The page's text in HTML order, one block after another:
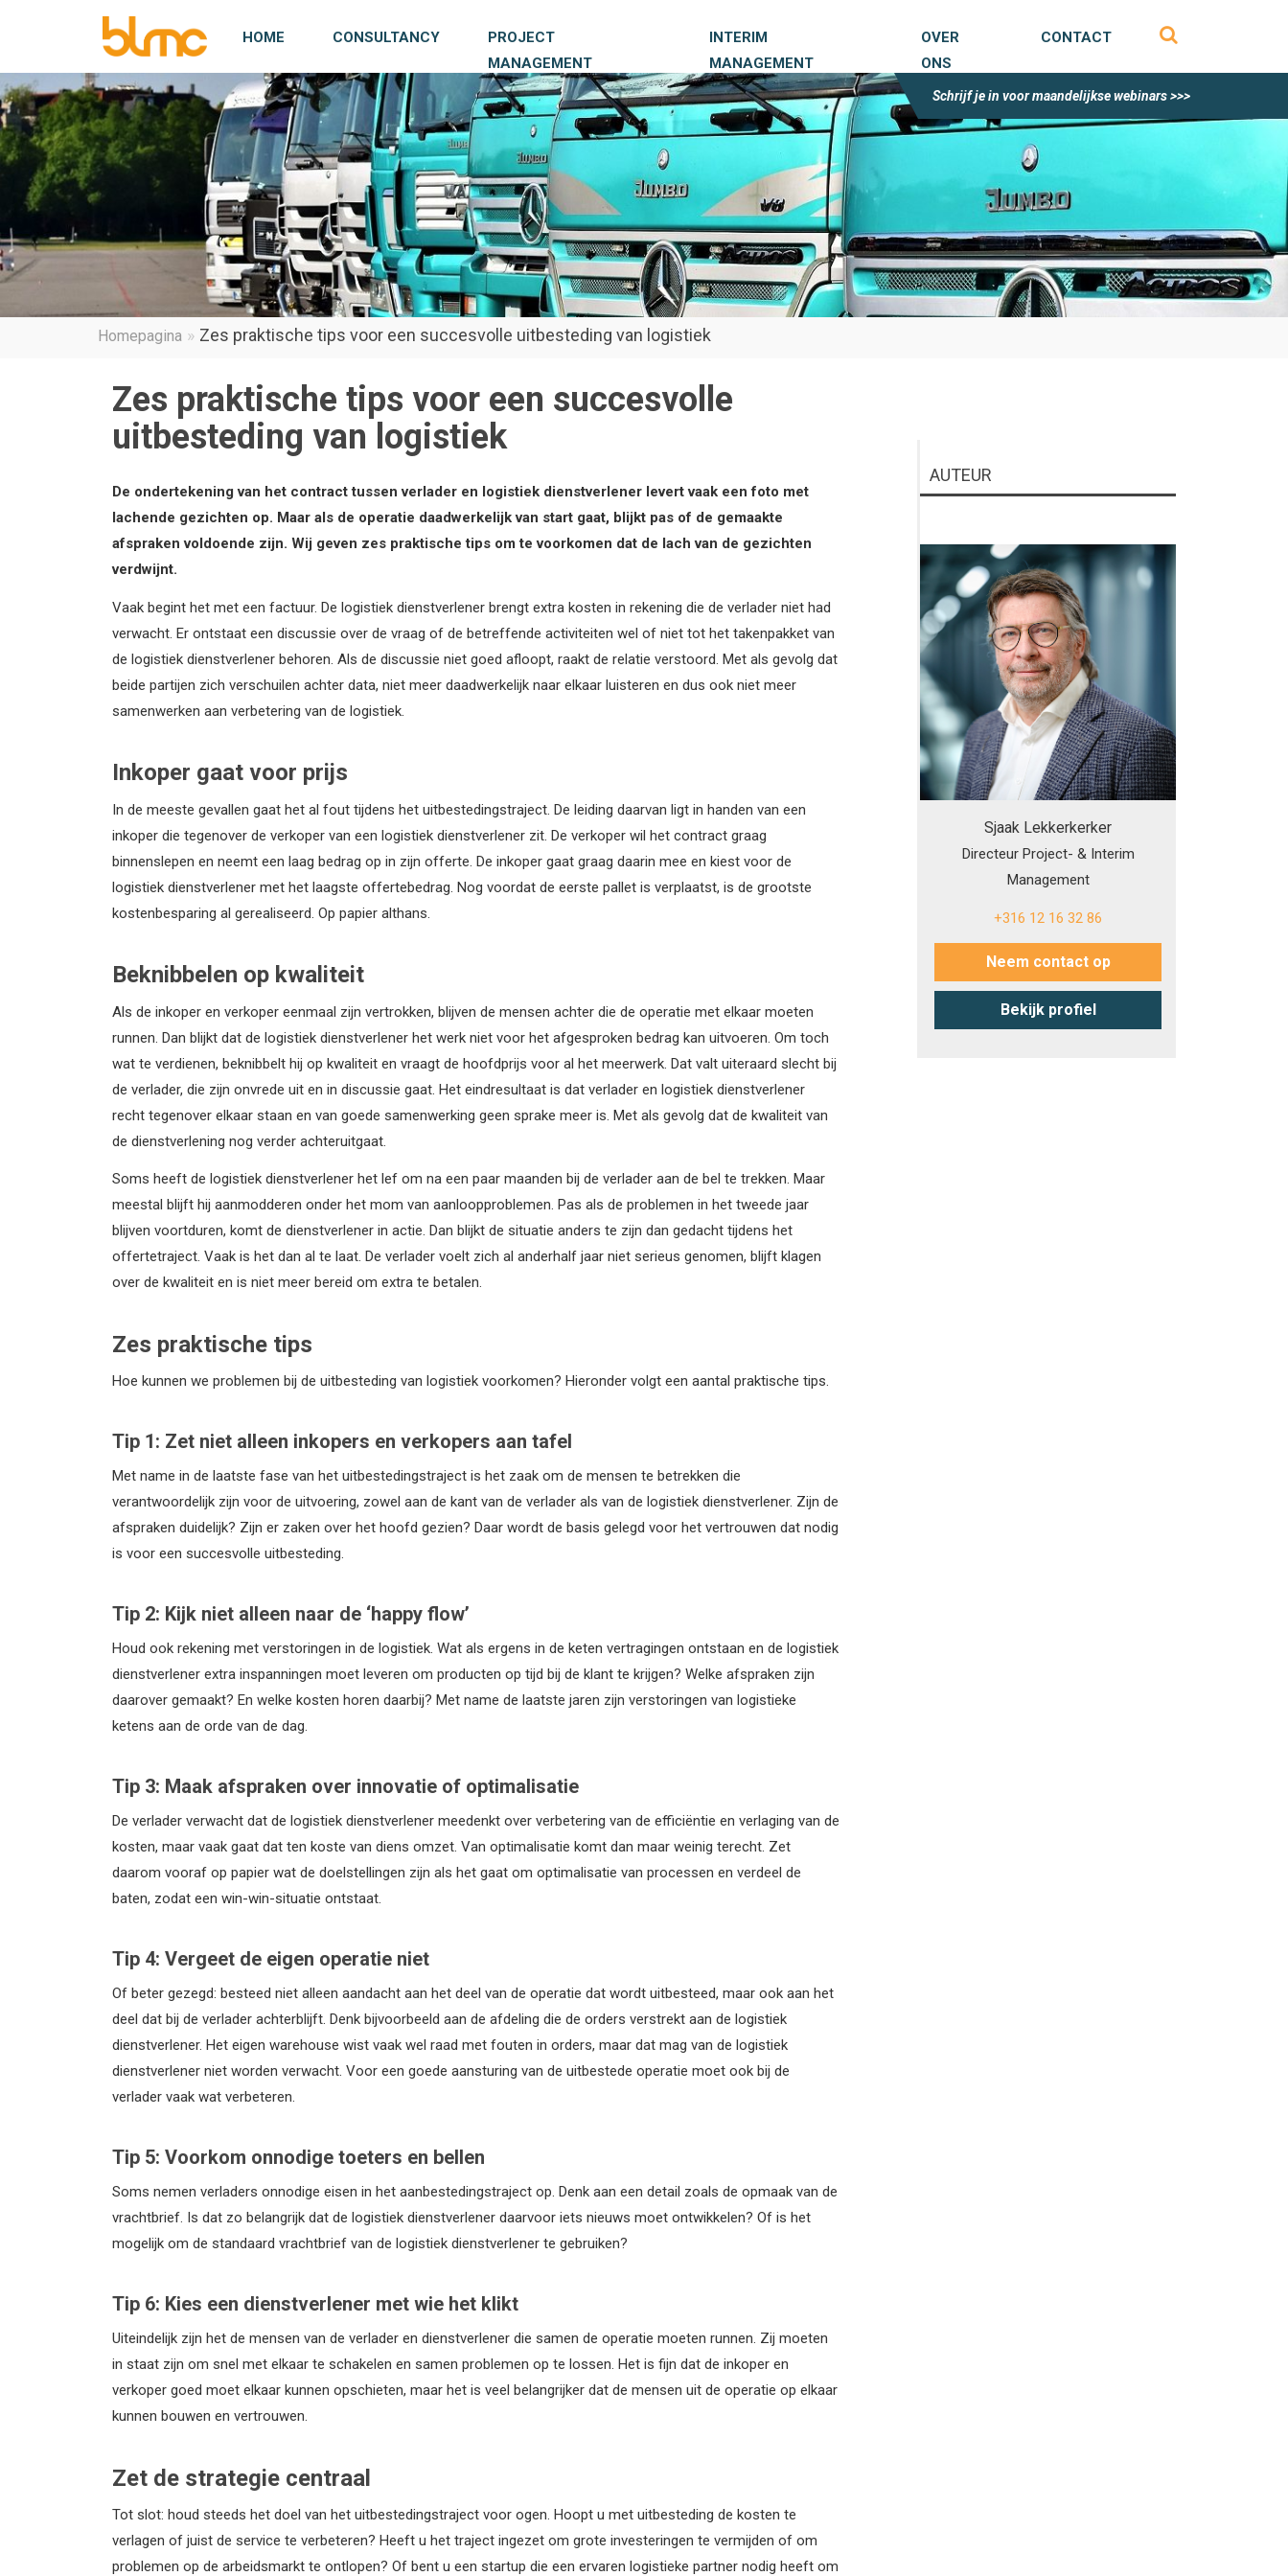
HOME CONSULTANCY
Consultancy
Aanbod
Werkwijze
Referenties
Nieuws
Downloads
PROJECT
MANAGEMENT
Project Management
Aanbod
Werkwijze
Referenties
Community
Vacatures
Nieuws
INTERIM
MANAGEMENT
Interim Management
Aanbod
Werkwijze
Referenties
Community
Vacatures
Nieuws
OVER
ONS
Over ons
Over BLMC
Onze visie
Referenties
Events
Nieuws
Vacatures
CONTACT
Schrijf je in voor maandelijkse webinars >>>
Homepagina Zes praktische tips voor een succesvolle uitbesteding van logistiek
Zes praktische tips voor een succesvolle
uitbesteding van logistiek
De ondertekening van het contract tussen verlader en logistiek dienstverlener levert vaak een foto met
lachende gezichten op. Maar als de operatie daadwerkelijk van start gaat, blijkt pas of de gemaakte
afspraken voldoende zijn. Wij geven zes praktische tips om te voorkomen dat de lach van de gezichten
verdwijnt.
Vaak begint het met een factuur. De logistiek dienstverlener brengt extra kosten in rekening die de verlader niet had
verwacht. Er ontstaat een discussie over de vraag of de betreffende activiteiten wel of niet tot het takenpakket van
de logistiek dienstverlener behoren. Als de discussie niet goed afloopt, raakt de relatie verstoord. Met als gevolg dat
beide partijen zich verschuilen achter data, niet meer daadwerkelijk naar elkaar luisteren en dus ook niet meer
samenwerken aan verbetering van de logistiek.
Inkoper gaat voor prijs
In de meeste gevallen gaat het al fout tijdens het uitbestedingstraject. De leiding daarvan ligt in handen van een
inkoper die tegenover de verkoper van een logistiek dienstverlener zit. De verkoper wil het contract graag
binnenslepen en neemt een laag bedrag op in zijn offerte. De inkoper gaat graag daarin mee en kiest voor de
logistiek dienstverlener met het laagste offertebedrag. Nog voordat de eerste pallet is verplaatst, is de grootste
kostenbesparing al gerealiseerd. Op papier althans.
Beknibbelen op kwaliteit
Als de inkoper en verkoper eenmaal zijn vertrokken, blijven de mensen achter die de operatie met elkaar moeten
runnen. Dan blijkt dat de logistiek dienstverlener het werk niet voor het afgesproken bedrag kan uitvoeren. Om toch
wat te verdienen, beknibbelt hij op kwaliteit en vraagt de hoofdprijs voor al het meerwerk. Dat valt uiteraard slecht bij
de verlader, die zijn onvrede uit en in discussie gaat. Het eindresultaat is dat verlader en logistiek dienstverlener
recht tegenover elkaar staan en van goede samenwerking geen sprake meer is. Met als gevolg dat de kwaliteit van
de dienstverlening nog verder achteruitgaat.
Soms heeft de logistiek dienstverlener het lef om na een paar maanden bij de verlader aan de bel te trekken. Maar
meestal blijft hij aanmodderen onder het mom van aanloopproblemen. Pas als de problemen in het tweede jaar
blijven voortduren, komt de dienstverlener in actie. Dan blijkt de situatie anders te zijn dan gedacht tijdens het
offertetraject. Vaak is het dan al te laat. De verlader voelt zich al anderhalf jaar niet serieus genomen, blijft klagen
over de kwaliteit en is niet meer bereid om extra te betalen.
Zes praktische tips
Hoe kunnen we problemen bij de uitbesteding van logistiek voorkomen? Hieronder volgt een aantal praktische tips.
Tip 1: Zet niet alleen inkopers en verkopers aan tafel
Met name in de laatste fase van het uitbestedingstraject is het zaak om de mensen te betrekken die
verantwoordelijk zijn voor de uitvoering, zowel aan de kant van de verlader als van de logistiek dienstverlener. Zijn de
afspraken duidelijk? Zijn er zaken over het hoofd gezien? Daar wordt de basis gelegd voor het vertrouwen dat nodig
is voor een succesvolle uitbesteding.
Tip 2: Kijk niet alleen naar de ‘happy flow’
Houd ook rekening met verstoringen in de logistiek. Wat als ergens in de keten vertragingen ontstaan en de logistiek
dienstverlener extra inspanningen moet leveren om producten op tijd bij de klant te krijgen? Welke afspraken zijn
daarover gemaakt? En welke kosten horen daarbij? Met name de laatste jaren zijn verstoringen van logistieke
ketens aan de orde van de dag.
Tip 3: Maak afspraken over innovatie of optimalisatie
De verlader verwacht dat de logistiek dienstverlener meedenkt over verbetering van de efficiëntie en verlaging van de
kosten, maar vaak gaat dat ten koste van diens omzet. Van optimalisatie komt dan maar weinig terecht. Zet
daarom vooraf op papier wat de doelstellingen zijn als het gaat om optimalisatie van processen en verdeel de
baten, zodat een win-win-situatie ontstaat.
Tip 4: Vergeet de eigen operatie niet
Of beter gezegd: besteed niet alleen aandacht aan het deel van de operatie dat wordt uitbesteed, maar ook aan het
deel dat bij de verlader achterblijft. Denk bijvoorbeeld aan de afdeling die de orders verstrekt aan de logistiek
dienstverlener. Het eigen warehouse wist vaak wel raad met fouten in orders, maar dat mag van de logistiek
dienstverlener niet worden verwacht. Voor een goede aansturing van de uitbestede operatie moet ook bij de
verlader vaak wat verbeteren.
Tip 5: Voorkom onnodige toeters en bellen
Soms nemen verladers onnodige eisen in het aanbestedingstraject op. Denk aan een detail zoals de opmaak van de
vrachtbrief. Is dat zo belangrijk dat de logistiek dienstverlener daarvoor iets nieuws moet ontwikkelen? Of is het
mogelijk om de standaard vrachtbrief van de logistiek dienstverlener te gebruiken?
Tip 6: Kies een dienstverlener met wie het klikt
Uiteindelijk zijn het de mensen van de verlader en dienstverlener die samen de operatie moeten runnen. Zij moeten
in staat zijn om snel met elkaar te schakelen en samen problemen op te lossen. Het is fijn dat de inkoper en
verkoper goed moet elkaar kunnen opschieten, maar het is veel belangrijker dat de mensen uit de operatie op elkaar
kunnen bouwen en vertrouwen.
Zet de strategie centraal
Tot slot: houd steeds het doel van het uitbestedingstraject voor ogen. Hoopt u met uitbesteding de kosten te
verlagen of juist de service te verbeteren? Heeft u het traject ingezet om grote investeringen te vermijden of om
problemen op de arbeidsmarkt te ontlopen? Of bent u een startup die een ervaren logistieke partner nodig heeft om
AUTEUR
Sjaak Lekkerkerker
Directeur Project- & Interim
Management
+316 12 16 32 86
Neem contact op
Bekijk profiel